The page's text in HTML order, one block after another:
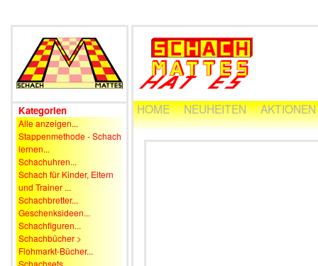
Kategorien
Alle anzeigen...
Stappenmethode - Schach
lernen...
Schachuhren...
Schach für Kinder, Eltern
und Trainer ...
Schachbretter...
Geschenksideen...
Schachfiguren...
Schachbücher >
Flohmarkt-Bücher...
Schachsets...
HOME NEUHEITEN AKTIONEN